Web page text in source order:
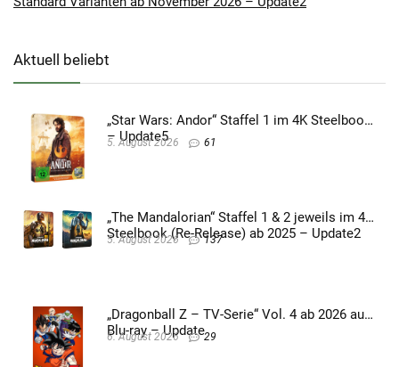
Aktuell beliebt
„Star Wars: Andor“ Staffel 1 im 4K Steelbook
– Update5
5. August 2026 61
„The Mandalorian“ Staffel 1 & 2 jeweils im 4K
Steelbook (Re-Release) ab 2025 – Update2
5. August 2026 137
„Dragonball Z – TV-Serie“ Vol. 4 ab 2026 auf
Blu-ray – Update
6. August 2026 29